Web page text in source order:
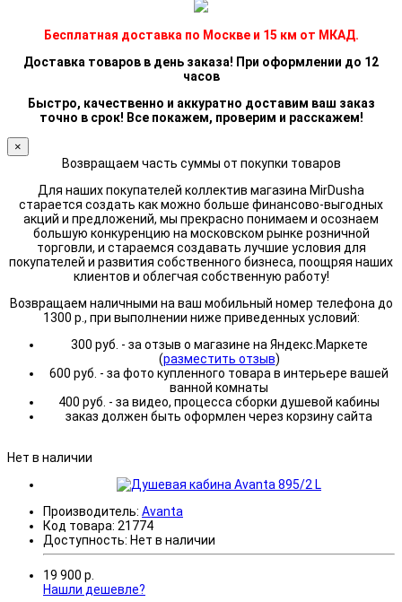
Бесплатная доставка по Москве и 15 км от МКАД.
Доставка товаров в день заказа! При оформлении до 12
часов
Быстро, качественно и аккуратно доставим ваш заказ
точно в срок! Все покажем, проверим и расскажем!
×
Возвращаем часть суммы от покупки товаров
Для наших покупателей коллектив магазина MirDusha
старается создать как можно больше финансово-выгодных
акций и предложений, мы прекрасно понимаем и осознаем
большую конкуренцию на московском рынке розничной
торговли, и стараемся создавать лучшие условия для
покупателей и развития собственного бизнеса, поощряя наших
клиентов и облегчая собственную работу!
Возвращаем наличными на ваш мобильный номер телефона до
1300 р., при выполнении ниже приведенных условий:
300 руб. - за отзыв о магазине на Яндекс.Маркете
(разместить отзыв)
600 руб. - за фото купленного товара в интерьере вашей
ванной комнаты
400 руб. - за видео, процесса сборки душевой кабины
заказ должен быть оформлен через корзину сайта
Нет в наличии
Производитель: Avanta
Код товара: 21774
Доступность: Нет в наличии
19 900 р.
Нашли дешевле?